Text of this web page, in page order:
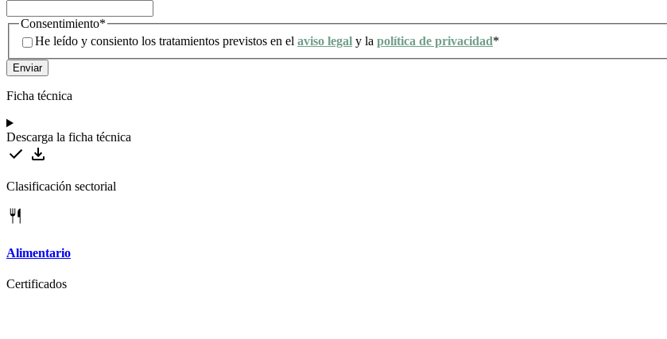
Consentimiento*
He leído y consiento los tratamientos previstos en el aviso legal y la política de privacidad*
Ficha técnica
Descarga la ficha técnica
Clasificación sectorial
Alimentario
Certificados